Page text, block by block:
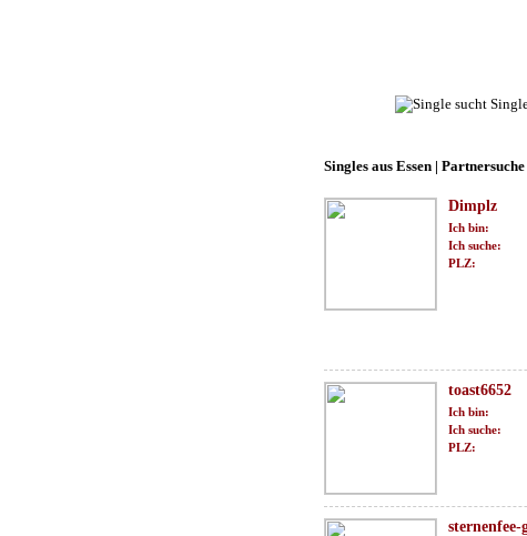
Singles aus Essen |
Dimplz
Ich bin:
Ich suche:
PLZ:
toast6652
Ich bin:
Ich suche:
PLZ: